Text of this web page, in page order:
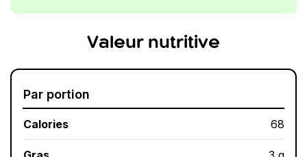
Valeur nutritive
Par portion
Calories 68